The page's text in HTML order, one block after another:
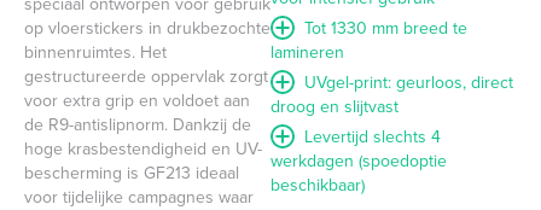
op vloerstickers in drukbezochte
binnenruimtes. Het
gestructureerde oppervlak zorgt
voor extra grip en voldoet aan
de R9-antislipnorm. Dankzij de
hoge krasbestendigheid en UV-
bescherming is GF213 ideaal
voor tijdelijke campagnes waar
Tot 1330 mm breed te
lamineren
UVgel-print: geurloos, direct
droog en slijtvast
Levertijd slechts 4
werkdagen (spoedoptie
beschikbaar)